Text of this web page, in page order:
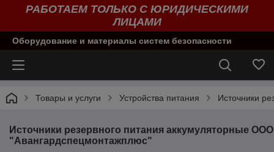
РАБОТАЕМ ТОЛЬКО С ЮРИДИЧЕСКИМИ
ЛИЦАМИ
Оборудование и материалы систем безопасности
Товары и услуги Устройства питания Источники
Источники резервного питания аккумуляторные ООО
"Авангардспецмонтажплюс"